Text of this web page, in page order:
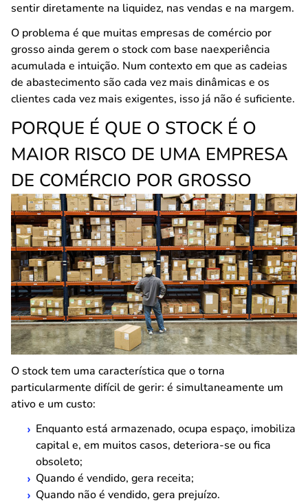
sentir diretamente na liquidez, nas vendas e na margem.
O problema é que muitas empresas de comércio por
grosso ainda gerem o stock com base naexperiência
acumulada e intuição. Num contexto em que as cadeias
de abastecimento são cada vez mais dinâmicas e os
clientes cada vez mais exigentes, isso já não é suficiente.
PORQUE É QUE O STOCK É O
MAIOR RISCO DE UMA EMPRESA
DE COMÉRCIO POR GROSSO
O stock tem uma característica que o torna
particularmente difícil de gerir: é simultaneamente um
ativo e um custo:
Enquanto está armazenado, ocupa espaço, imobiliza
capital e, em muitos casos, deteriora-se ou fica
obsoleto;
Quando é vendido, gera receita;
Quando não é vendido, gera prejuízo.